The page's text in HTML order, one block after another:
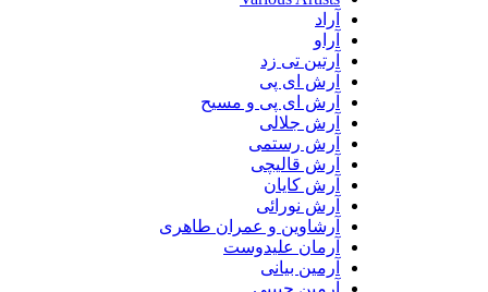
آراد
آراو
آرتین تی زد
آرش ای پی
آرش ای پی و مسیح
آرش جلالی
آرش رستمی
آرش قالیچی
آرش کایان
آرش نورائی
آرشاوین و عمران طاهری
آرمان علیدوست
آرمین بیانی